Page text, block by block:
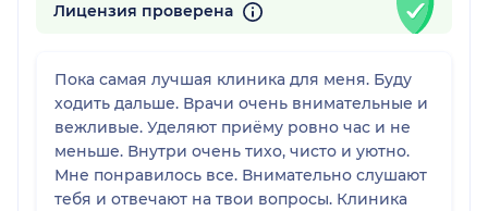
Лицензия проверена
Пока самая лучшая клиника для меня. Буду
ходить дальше. Врачи очень внимательные и
вежливые. Уделяют приёму ровно час и не
меньше. Внутри очень тихо, чисто и уютно.
Мне понравилось все. Внимательно слушают
тебя и отвечают на твои вопросы. Клиника